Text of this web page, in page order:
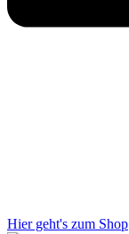
Hier geht's zum Shop